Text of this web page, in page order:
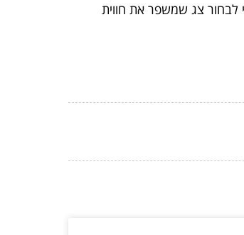
לבחור צג שמשפר את חווית